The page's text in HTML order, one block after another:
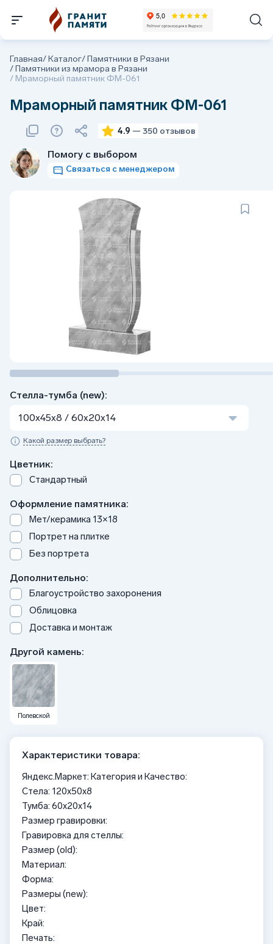
Главная/Каталог/Памятники в Рязани
/Памятники из мрамора в Рязани
/ Мраморный памятник ФМ-061
Мраморный памятник ФМ-061
4.9 — 350 отзывов
Помогу с выбором
Связаться с менеджером
Стелла-тумба (new):
100x45x8 / 60x20x14
Какой размер выбрать?
Цветник:
Стандартный
Оформление памятника:
Мет/керамика 13×18
Портрет на плитке
Без портрета
Дополнительно:
Благоустройство захоронения
Облицовка
Доставка и монтаж
Другой камень:
Полевской
Характеристики товара:
Яндекс.Маркет: Категория и Качество:
Стела: 120x50x8
Тумба: 60x20x14
Размер гравировки:
Гравировка для стеллы:
Размер (old):
Материал:
Форма:
Размеры (new):
Цвет:
Край:
Печать: